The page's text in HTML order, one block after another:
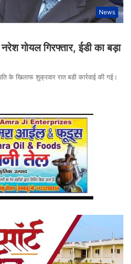
News
गोयल गिरफ्तार, ईडी का बड़ा
के खिलाफ शुक्रवार रात बडी कार्रवाई की गई।